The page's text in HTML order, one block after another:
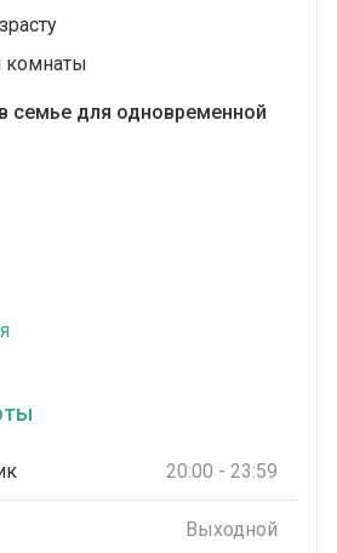
комнаты
семье для одновременной
20:00 - 23:59
Выходной